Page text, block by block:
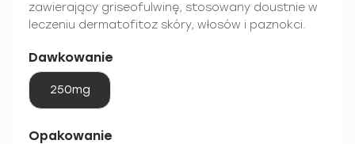
zawierający griseofulwinę, stosowany doustnie w
leczeniu dermatofitoz skóry, włosów i paznokci.
Dawkowanie
250mg
Opakowanie